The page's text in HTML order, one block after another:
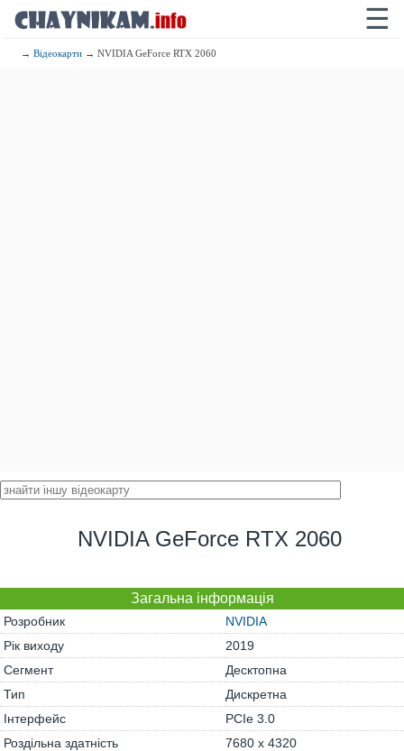
☰
→Відеокарти → NVIDIA GeForce RTX 2060
NVIDIA GeForce RTX 2060
Загальна інформація
Розробник
NVIDIA
Рік виходу
2019
Сегмент
Десктопна
Тип
Дискретна
Інтерфейс
PCIe 3.0
Роздільна здатність
7680 x 4320